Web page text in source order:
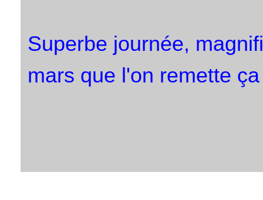
Superbe journée,
mars que l'on remette